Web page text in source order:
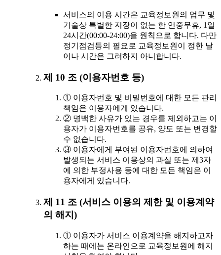
서비스의 이용 시간은 교육정보원의 업무 및
기술상 특별한 지장이 없는 한 연중무휴, 1일
24시간(00:00-24:00)을 원칙으로 합니다. 다만
정기점검등의 필요로 교육정보원이 정한 날
이나 시간은 그러하지 아니합니다.
제 10 조 (이용자번호 등)
① 이용자번호 및 비밀번호에 대한 모든 관리
책임은 이용자에게 있습니다.
② 명백한 사유가 있는 경우를 제외하고는 이
용자가 이용자번호를 공유, 양도 또는 변경할
수 없습니다.
③ 이용자에게 부여된 이용자번호에 의하여
발생되는 서비스 이용상의 과실 또는 제3자
에 의한 부정사용 등에 대한 모든 책임은 이
용자에게 있습니다.
제 11 조 (서비스 이용의 제한 및 이용계약
의 해지)
① 이용자가 서비스 이용계약을 해지하고자
하는 때에는 온라인으로 교육정보원에 해지